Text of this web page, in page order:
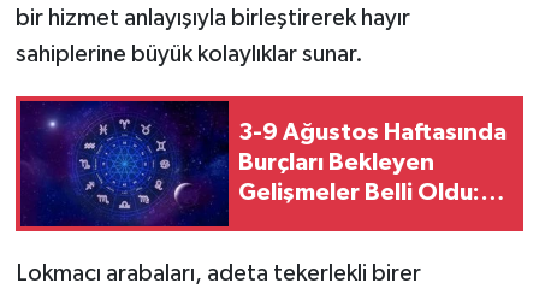
bir hizmet anlayışıyla birleştirerek hayır
sahiplerine büyük kolaylıklar sunar.
3-9 Ağustos Haftasında
Burçları Bekleyen
Gelişmeler Belli Oldu:
Lokmacı arabaları, adeta tekerlekli birer